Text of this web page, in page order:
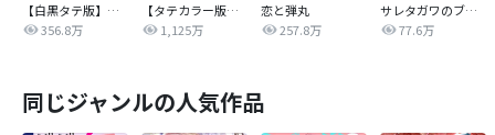
【白黒タテ版】孕むまで乱れいけ～身代わり花嫁と軍服の猛愛
356.8万
【タテカラー版】漣蒼士に処女を捧ぐ～さあ、じっくり愛でましょうか
1,125万
恋と弾丸
257.8万
サレタガワのブルー【タテヨミ】
77.6万
同じジャンルの人気作品